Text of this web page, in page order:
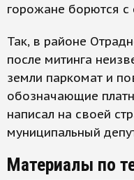
горожане борются
Так, в районе
после митинга
земли паркомат и
обозначающие
написал на своей
муниципальный
Материалы по